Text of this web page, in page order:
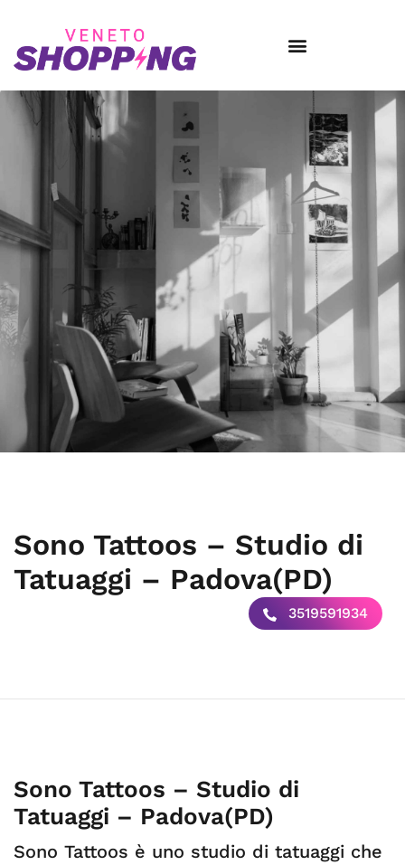
Sono Tattoos – Studio di
Tatuaggi – Padova(PD)
3519591934
Sono Tattoos – Studio di
Tatuaggi – Padova(PD)
Sono Tattoos è uno studio di tatuaggi che